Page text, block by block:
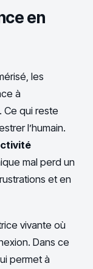
en
les
à
Ce qui reste
l’humain.
mal perd un
et en
vivante où
Dans ce
permet à